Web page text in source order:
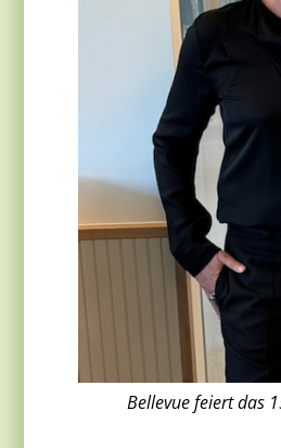
Bellevue feiert das